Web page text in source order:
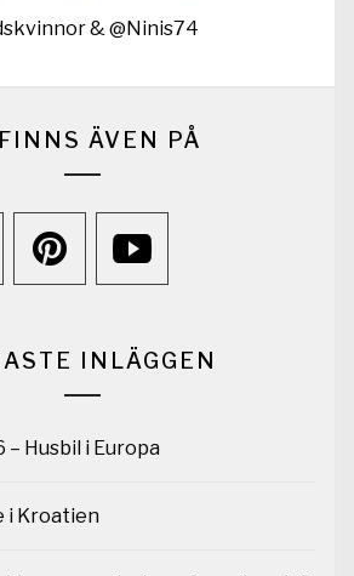
& @Ninis74
ÄVEN PÅ
INLÄGGEN
– Husbil i Europa
i Kroatien